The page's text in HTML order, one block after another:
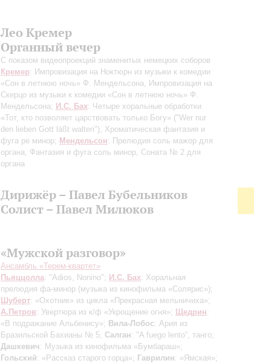
Лео Кремер
Органный вечер
С показом видеопроекций знаменитых немецких соборов
Кремер: Импровизация на Ноктюрн из музыки к комедии
«Сон в летнюю ночь» Ф. Мендельсона, Импровизация на
Скерцо из музыки к комедии «Сон в летнюю ночь» Ф.
Мендельсона; И.С. Бах: Четыре хоральные обработки
«Тот, кто позволяет царствовать только Богу» ("Wer nur
den lieben Gott läßt walten"), Хроматическая фантазия и
фуга ре минор; Мендельсон: Прелюдия соль мажор для
органа, Фантазия и фуга соль минор, Соната № 2 для
органа
Дирижёр – Павел Бубельников
Солист – Павел Милюков
«Мужской разговор»
Ансамбль «Терем-квартет»
Пьяццолла: "Adios, Nonino"; И.С. Бах: Хоральная
прелюдия фа-минор (музыка из кинофильма «Солярис»);
Шуберт: «Охотник» из цикла «Прекрасная мельничиха»;
А.Петров: Увертюра из к/ф «Укрощение огня»; Щедрин:
«В подражание Альбенису»; Вила-Лобос: Ария из
Бразильской Бахианы № 5; Салган: "A fuego lento”, танго;
Дашкевич: Музыка из кинофильма «Бумбараш»;
Гольский: «Рассказ старого горца»; Гаврилин: «Ямская»;